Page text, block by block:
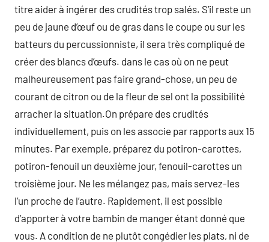
titre aider à ingérer des crudités trop salés. S’il reste un
peu de jaune d’œuf ou de gras dans le coupe ou sur les
batteurs du percussionniste, il sera très compliqué de
créer des blancs d’œufs. dans le cas où on ne peut
malheureusement pas faire grand-chose, un peu de
courant de citron ou de la fleur de sel ont la possibilité
arracher la situation.On prépare des crudités
individuellement, puis on les associe par rapports aux 15
minutes. Par exemple, préparez du potiron-carottes,
potiron-fenouil un deuxième jour, fenouil-carottes un
troisième jour. Ne les mélangez pas, mais servez-les
l’un proche de l’autre. Rapidement, il est possible
d’apporter à votre bambin de manger étant donné que
vous. A condition de ne plutôt congédier les plats, ni de